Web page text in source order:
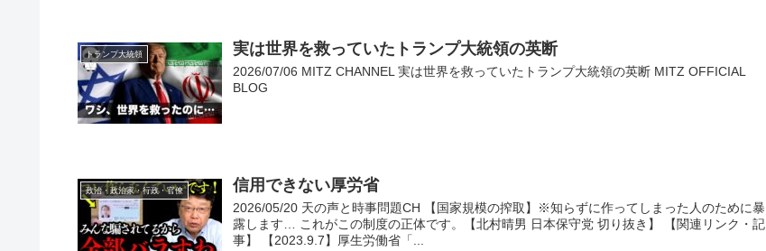
トランプ大統領 実は世界を救っていたトランプ大統領の英断
2026/07/06 MITZ CHANNEL 実は世界を救っていたトランプ大統領の英断 MITZ OFFICIAL
BLOG
政治・政治家・行政・官僚 信用できない厚労省
2026/05/20 天の声と時事問題CH 【国家規模の搾取】※知らずに作ってしまった人のために暴
露します… これがこの制度の正体です。【北村晴男 日本保守党 切り抜き】 【関連リンク・記
事】 【2023.9.7】厚生労働省「...